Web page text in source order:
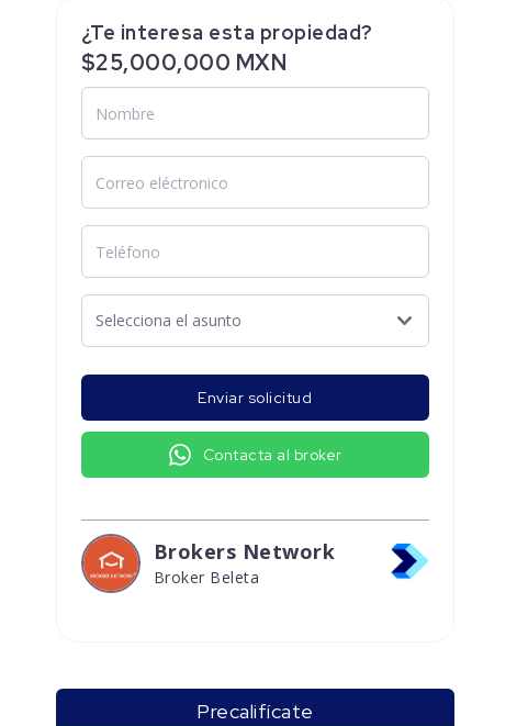
¿Te interesa esta propiedad?
$25,000,000 MXN
Enviar solicitud
Contacta al broker
Brokers Network
Broker Beleta
Precalifícate